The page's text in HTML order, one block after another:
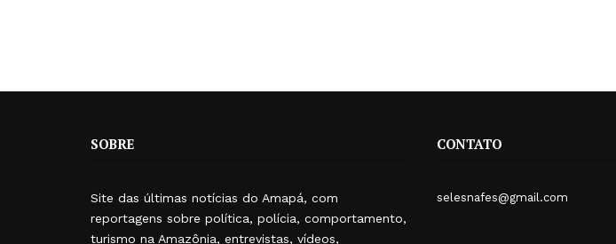
SOBRE
Site das últimas notícias do Amapá, com
reportagens sobre política, polícia, comportamento,
turismo na Amazônia, entrevistas, vídeos,
CONTATO
selesnafes@gmail.com